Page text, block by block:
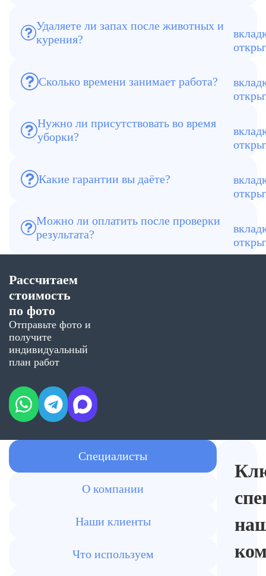
Удаляете ли запах после животных и
курения?
Да, озонирование и холодный туман
Сколько времени занимает работа?
От 4 часов до 1–2 дней — зависит от
Нужно ли присутствовать во время
уборки?
Нет, можно передать ключи. После
Какие гарантии вы даёте?
Работаем по договору, повторная
обработка бесплатно, если результат не
Можно ли оплатить после проверки
результата?
Да, предусмотрена частичная оплата по
Рассчитаем
стоимость
по фото
Отправьте фото и
получите
индивидуальный
план работ
Специалисты
О компании
Наши клиенты
Что используем